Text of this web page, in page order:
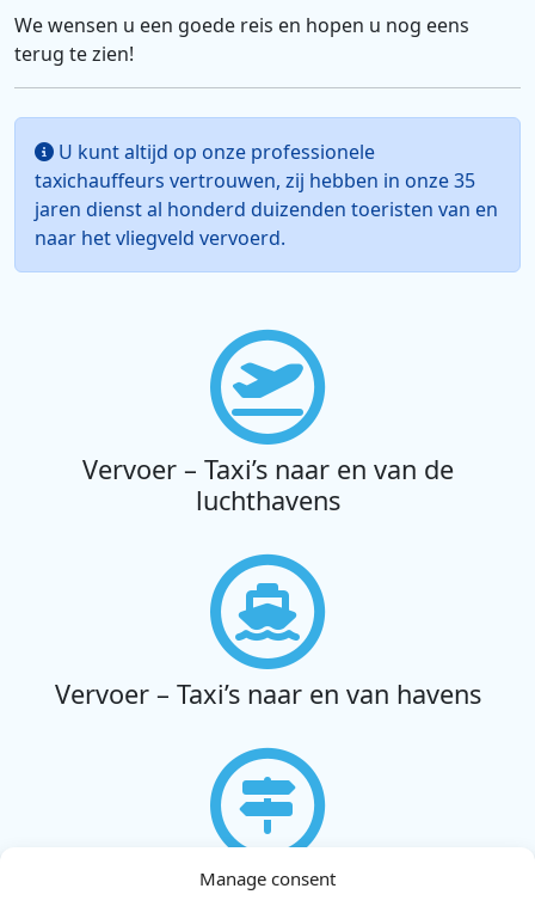
Manage consent
We wensen u een goede reis en hopen u nog eens
terug te zien!
U kunt altijd op onze professionele
taxichauffeurs vertrouwen, zij hebben in onze 35
jaren dienst al honderd duizenden toeristen van en
naar het vliegveld vervoerd.
Vervoer – Taxi’s naar en van de
luchthavens
Vervoer – Taxi’s naar en van havens
Privétours in Rethymno